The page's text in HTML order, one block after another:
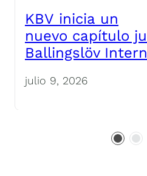
KBV inicia un
nuevo capítulo
Ballingslöv
julio 9, 2026